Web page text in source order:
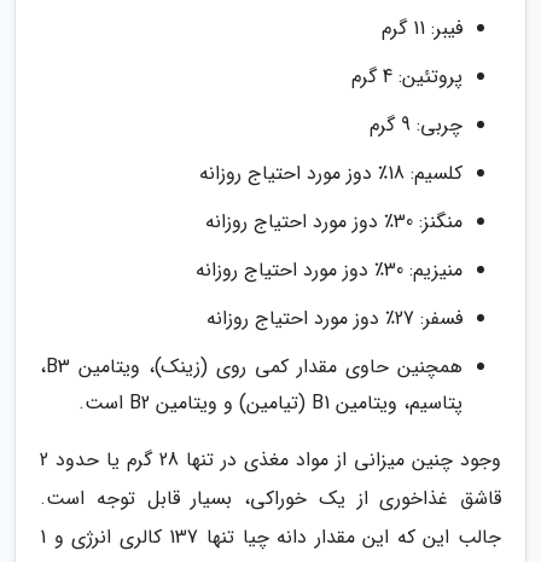
فیبر: 11 گرم
پروتئین: 4 گرم
چربی: 9 گرم
کلسیم: 18٪ دوز مورد احتیاج روزانه
منگنز: 30٪ دوز مورد احتیاج روزانه
منیزیم: 30٪ دوز مورد احتیاج روزانه
فسفر: 27٪ دوز مورد احتیاج روزانه
همچنین حاوی مقدار کمی روی (زینک)، ویتامین B3،
پتاسیم، ویتامین B1 (تیامین) و ویتامین B2 است.
وجود چنین میزانی از مواد مغذی در تنها 28 گرم یا حدود 2
قاشق غذاخوری از یک خوراکی، بسیار قابل توجه است.
جالب این که این مقدار دانه چیا تنها 137 کالری انرژی و 1